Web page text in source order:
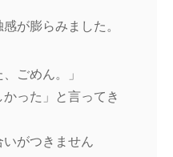
が膨らみました。
ごめん。」
かった」と言ってき
がつきません